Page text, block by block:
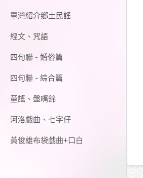
臺灣紹介鄉土民謠
經文、咒語
四句聯 - 婚俗篇
四句聯 - 綜合篇
童謠、盤嘴錦
河洛戲曲、七字仔
黃俊雄布袋戲曲+口白